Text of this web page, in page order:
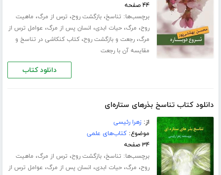
۴۴ صفحه
برچسب‌ها: تناسخ،بازگشت روح، ترس از مرگ، ماهیت
روح، مرگ،حیات ابدی، انسان پس از مرگ، عوامل ترس از
مرگ،رجعت و بازگشت روح،کتاب کنکاشی در تناسخ و
مقایسه آن با رجعت
دانلود کتاب
دانلود کتاب تناسخ بذرهای ستاره‌ای
از:زهرا رئیسی
موضوع:کتاب‌های علمی
۳۴ صفحه
برچسب‌ها: تناسخ،بازگشت روح، ترس از مرگ، ماهیت
روح، مرگ،حیات ابدی، انسان پس از مرگ، عوامل ترس از